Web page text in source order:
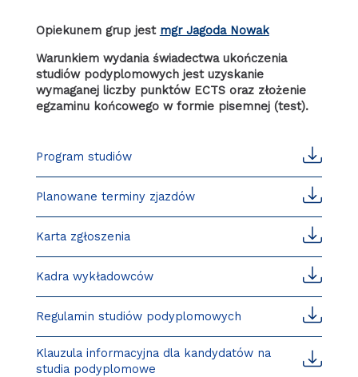
Opiekunem grup jest mgr Jagoda Nowak
Warunkiem wydania świadectwa ukończenia
studiów podyplomowych jest uzyskanie
wymaganej liczby punktów ECTS oraz złożenie
egzaminu końcowego w formie pisemnej (test).
Program studiów
Planowane terminy zjazdów
Karta zgłoszenia
Kadra wykładowców
Regulamin studiów podyplomowych
Klauzula informacyjna dla kandydatów na
studia podyplomowe